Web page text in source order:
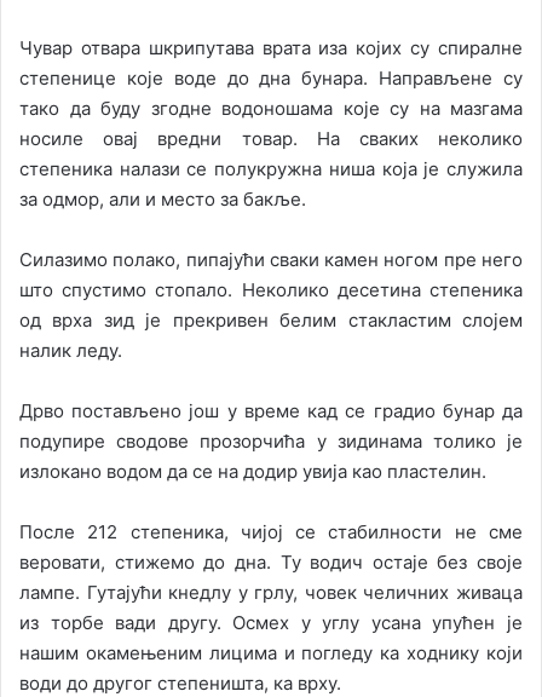
Чувар отвара шкрипутава врата иза којих су спиралне
степенице које воде до дна бунара. Направљене су
тако да буду згодне водоношама које су на мазгама
носиле овај вредни товар. На сваких неколико
степеника налази се полукружна ниша која је служила
за одмор, али и место за бакље.
Силазимо полако, пипајући сваки камен ногом пре него
што спустимо стопало. Неколико десетина степеника
од врха зид је прекривен белим стакластим слојем
налик леду.
Дрво постављено још у време кад се градио бунар да
подупире сводове прозорчића у зидинама толико је
излокано водом да се на додир увија као пластелин.
После 212 степеника, чијој се стабилности не сме
веровати, стижемо до дна. Ту водич остаје без своје
лампе. Гутајући кнедлу у грлу, човек челичних живаца
из торбе вади другу. Осмех у углу усана упућен је
нашим окамењеним лицима и погледу ка ходнику који
води до другог степеништа, ка врху.